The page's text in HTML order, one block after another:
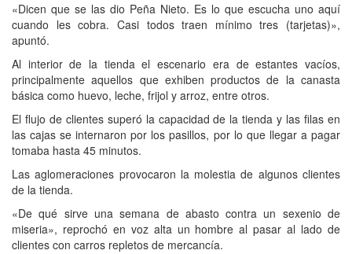
«Dicen que se las dio Peña Nieto. Es lo que escucha uno aquí
cuando les cobra. Casi todos traen mínimo tres (tarjetas)»,
apuntó.
Al interior de la tienda el escenario era de estantes vacíos,
principalmente aquellos que exhiben productos de la canasta
básica como huevo, leche, frijol y arroz, entre otros.
El flujo de clientes superó la capacidad de la tienda y las filas en
las cajas se internaron por los pasillos, por lo que llegar a pagar
tomaba hasta 45 minutos.
Las aglomeraciones provocaron la molestia de algunos clientes
de la tienda.
«De qué sirve una semana de abasto contra un sexenio de
miseria», reprochó en voz alta un hombre al pasar al lado de
clientes con carros repletos de mercancía.